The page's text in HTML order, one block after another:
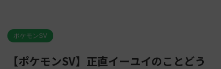
ポケモンSV
【ポケモンSV】正直イーユイのことどう